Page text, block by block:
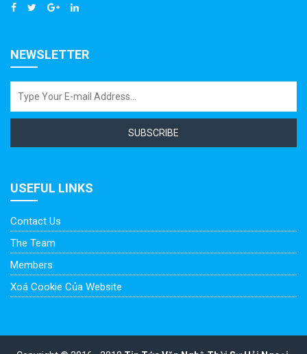
NEWSLETTER
SUBSCRIBE
USEFUL LINKS
Contact Us
The Team
Members
Xoá Cookie Của Website